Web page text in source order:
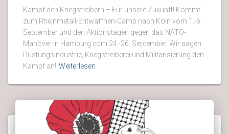
Kampf den Kriegstreibern – Für unsere Zukunft! Kommt
zum Rheinmetall-Entwaffnen-Camp nach Köln vom 1.-6.
September und den Aktionstagen gegen das NATO-
Manöver in Hamburg vom 24.-26. September. Wir sagen
Rüstungsindustrie, Kriegstreiberei und Militarisierung den
Kampf an! Weiterlesen